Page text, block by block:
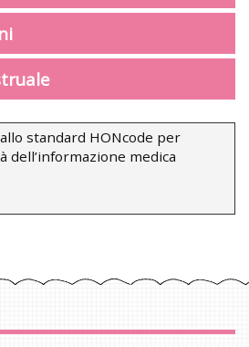
standard HONcode per
dell’informazione medica